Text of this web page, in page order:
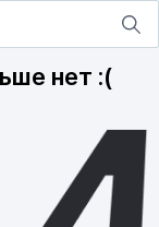
нет :(